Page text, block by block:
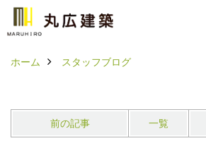
ホーム スタッフブログ
前の記事 一覧